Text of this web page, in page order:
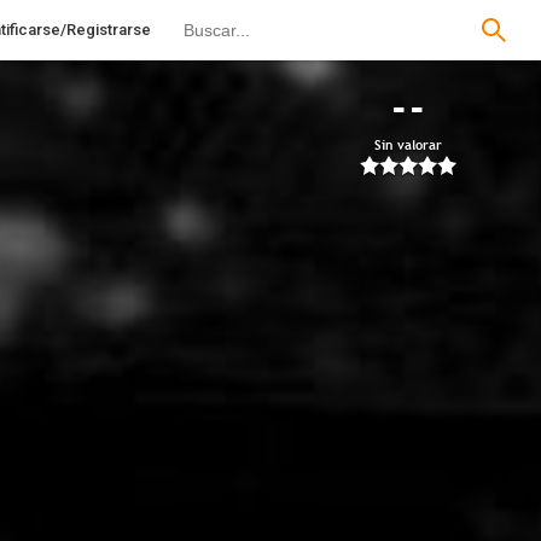
Registrarse
--
Sin valorar